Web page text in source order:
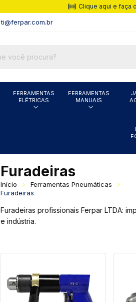
Clique aqui e faça
ti@ferpar.com.br
FERRAMENTAS
ELÉTRICAS
FERRAMENTAS
MANUAIS
Furadeiras
Início
Ferramentas Pneumáticas
Furadeiras
Furadeiras profissionais Ferpar LTDA:
e indústria.